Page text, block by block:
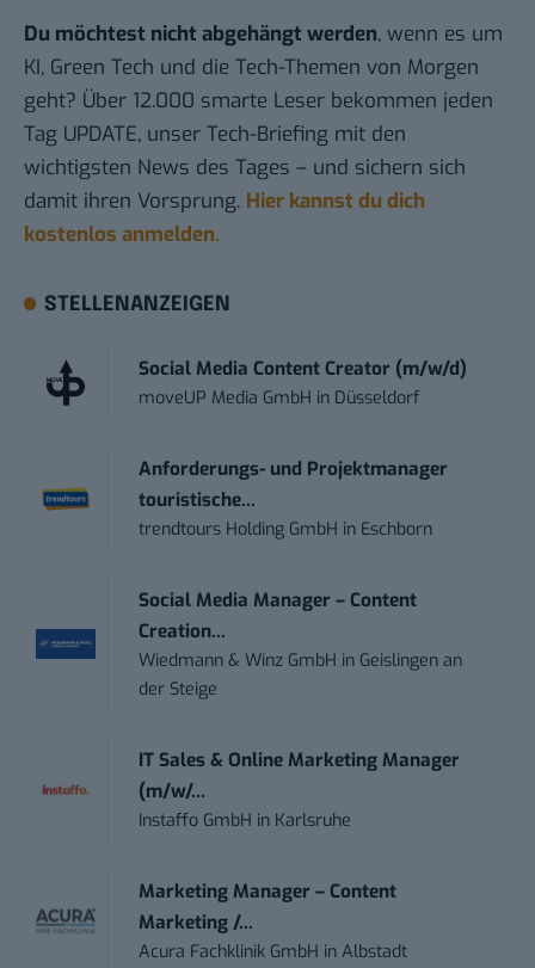
Du möchtest nicht abgehängt werden, wenn es um
KI, Green Tech und die Tech-Themen von Morgen
geht? Über 12.000 smarte Leser bekommen jeden
Tag UPDATE, unser Tech-Briefing mit den
wichtigsten News des Tages – und sichern sich
damit ihren Vorsprung. Hier kannst du dich
kostenlos anmelden.
STELLENANZEIGEN
Social Media Content Creator (m/w/d)
moveUP Media GmbH in Düsseldorf
Anforderungs- und Projektmanager
touristische...
trendtours Holding GmbH in Eschborn
Social Media Manager – Content
Creation...
Wiedmann & Winz GmbH in Geislingen an
der Steige
IT Sales & Online Marketing Manager
(m/w/...
Instaffo GmbH in Karlsruhe
Marketing Manager – Content
Marketing /...
Acura Fachklinik GmbH inAlbstadt